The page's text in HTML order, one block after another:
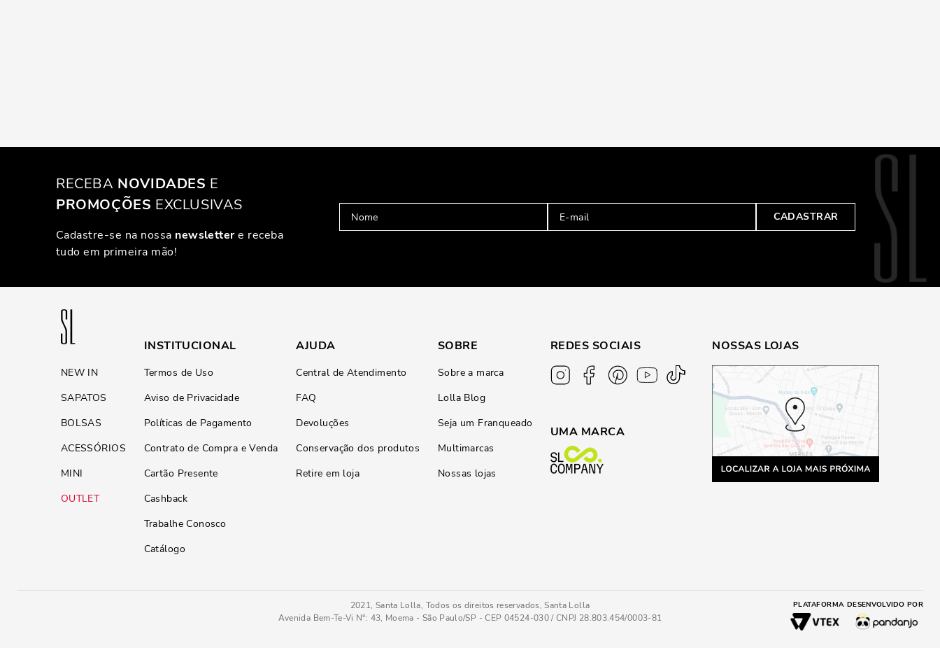
RECEBA NOVIDADES E
PROMOÇÕES EXCLUSIVAS
Cadastre-se na nossa newslettere receba
tudo em primeira mão!
CADASTRAR
NEW IN
SAPATOS
BOLSAS
ACESSÓRIOS
MINI
OUTLET
INSTITUCIONAL
Termos de Uso
Aviso de Privacidade
Políticas de Pagamento
Contrato de Compra e Venda
Cartão Presente
Cashback
Trabalhe Conosco
Catálogo
AJUDA
Central de Atendimento
FAQ
Devoluções
Conservação dos produtos
Retire em loja
SOBRE
Sobre a marca
Lolla Blog
Seja um Franqueado
Multimarcas
Nossas lojas
REDES SOCIAIS
UMA MARCA
NOSSAS LOJAS
2021, Santa Lolla, Todos os direitos reservados, Santa Lolla
Avenida Bem-Te-Vi N°: 43, Moema - São Paulo/SP - CEP 04524-030 / CNPJ 28.803.454/0003-81
PLATAFORMA DESENVOLVIDO POR